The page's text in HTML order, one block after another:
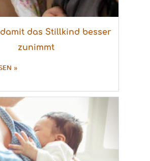
damit das Stillkind besser
zunimmt
»